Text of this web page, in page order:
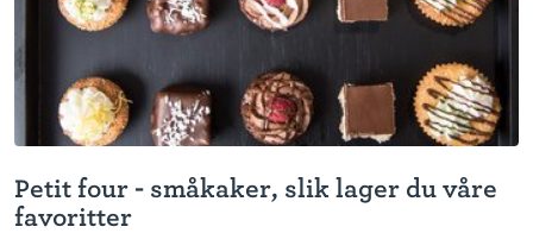
Petit four - småkaker, slik lager du våre
favoritter